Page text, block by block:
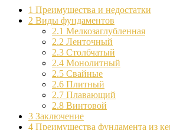
1 Преимущества и недостатки
2 Виды фундаментов
2.1 Мелкозаглубленная
2.2 Ленточный
2.3 Столбчатый
2.4 Монолитный
2.5 Свайные
2.6 Плитный
2.7 Плавающий
2.8 Винтовой
3 Заключение
4 Преимущества фундамента из